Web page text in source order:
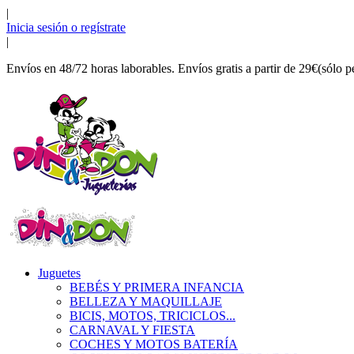
|
Inicia sesión o regístrate
|
Envíos en 48/72 horas laborables. Envíos gratis a partir de 29€(sólo
Juguetes
BEBÉS Y PRIMERA INFANCIA
BELLEZA Y MAQUILLAJE
BICIS, MOTOS, TRICICLOS...
CARNAVAL Y FIESTA
COCHES Y MOTOS BATERÍA